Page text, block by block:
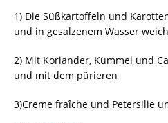
1) Die Süßkartoffeln und
und in gesalzenem Wasser
2) Mit Koriander, Kümmel und
und mit dem pürieren
3)Creme fraîche und Petersilie